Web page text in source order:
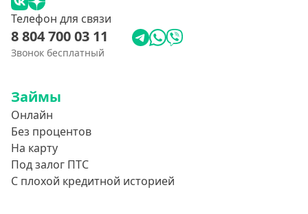
Телефон для связи
8 804 700 03 11
Звонок бесплатный
Займы
Онлайн
Без процентов
На карту
Под залог ПТС
С плохой кредитной историей